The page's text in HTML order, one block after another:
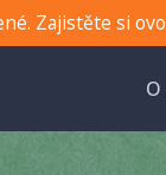
Zajistěte si